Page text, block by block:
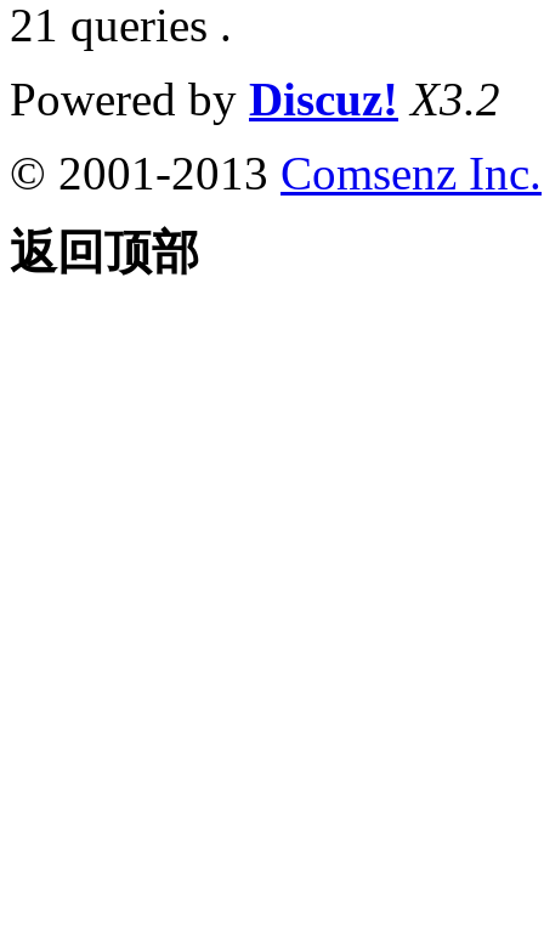
21 queries .
Powered by Discuz! X3.2
© 2001-2013 Comsenz Inc.
返回顶部